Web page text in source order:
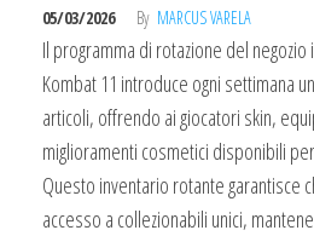
05/03/2026 By MARCUS VARELA
Il programma di rotazione del
Kombat 11 introduce ogni settimana
articoli, offrendo ai giocatori skin,
miglioramenti cosmetici disponibili
Questo inventario rotante garantisce
accesso a collezionabili unici,